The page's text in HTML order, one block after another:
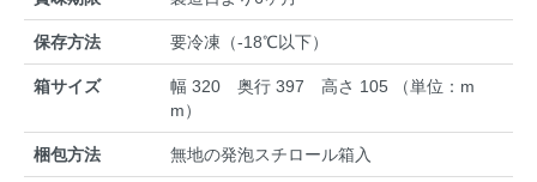
保存方法 要冷凍（-18℃以下）
箱サイズ
幅 320 奥行 397 高さ 105 （単位：m
m）
梱包方法 無地の発泡スチロール箱入